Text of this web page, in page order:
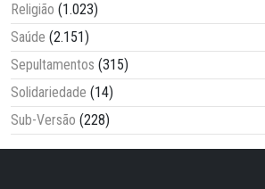
Religião (1.023)
Saúde (2.151)
Sepultamentos (315)
Solidariedade (14)
Sub-Versão (228)